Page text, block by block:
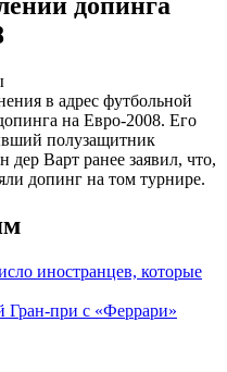
в адрес футбольной
на Евро-2008. Его
полузащитник
дер Варт ранее заявил, что,
допинг на том турнире.
иностранцев, которые
Гран-при с «Феррари»